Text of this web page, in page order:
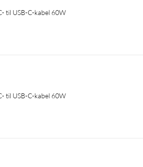
til USB-C-kabel 60W
til USB-C-kabel 60W